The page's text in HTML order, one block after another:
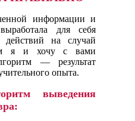
информации и
для себя
действий на случай
я и хочу с вами
— результат
опыта.
выведения